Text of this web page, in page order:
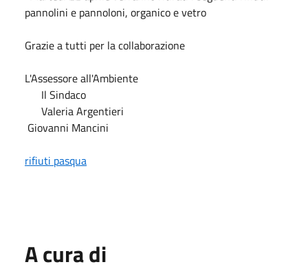
pannolini e pannoloni, organico e vetro
Grazie a tutti per la collaborazione
L'Assessore all'Ambiente
Il Sindaco
Valeria Argentieri
Giovanni Mancini
rifiuti pasqua
A cura di